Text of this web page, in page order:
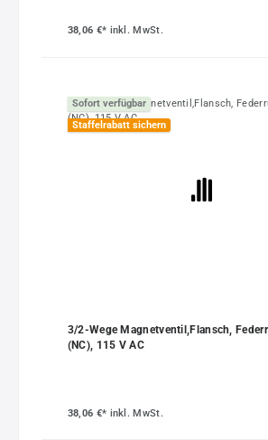
38,06 €* inkl. MwSt.
Sofort verfügbar
Staffelrabatt sichern
3/2-Wege Magnetventil,Flansch,
(NC), 115 V AC
38,06 €* inkl. MwSt.